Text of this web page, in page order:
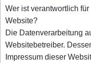
Wer ist verantwortlich
Website?
Die Datenverarbeitung
Websitebetreiber.
Impressum dieser